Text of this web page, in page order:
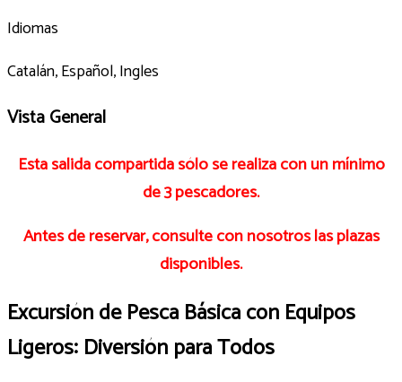
Idiomas
Catalán, Español, Ingles
Vista General
Esta salida compartida sólo se realiza con un mínimo
de 3 pescadores.
Antes de reservar, consulte con nosotros las plazas
disponibles.
Excursión de Pesca Básica con Equipos
Ligeros: Diversión para Todos